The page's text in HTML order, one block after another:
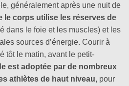
généralement après une nuit de
le corps utilise les réserves de
dans le foie et les muscles) et les
sources d’énergie. Courir à
tôt le matin, avant le petit-
est adoptée par de nombreux
athlètes de haut niveau, pour